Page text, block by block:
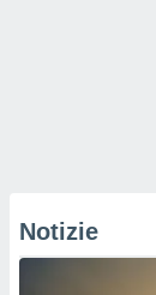
Notizie